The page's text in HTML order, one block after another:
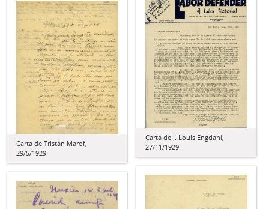
Carta de J. Louis Engdahl,
27/11/1929
Carta de Tristán Marof,
29/5/1929